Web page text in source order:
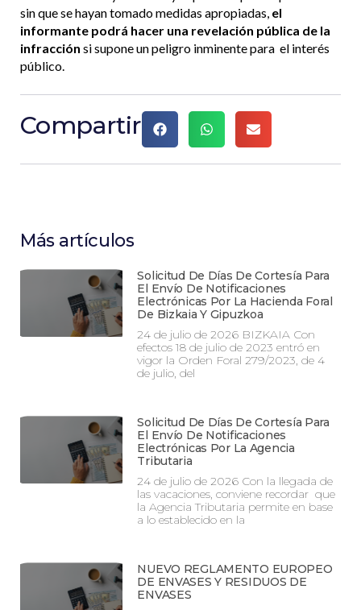
sin que se hayan tomado medidas apropiadas, el
informante podrá hacer una revelación pública de la
infracción si supone un peligro inminente para el interés
público.
Compartir
Más artículos
Solicitud De Días De Cortesía Para
El Envío De Notificaciones
Electrónicas Por La Hacienda Foral
De Bizkaia Y Gipuzkoa
24 de julio de 2026 BIZKAIA Con
efectos 18 de julio de 2023 entró en
vigor la Orden Foral 279/2023, de 4
de julio, del
Solicitud De Días De Cortesía Para
El Envío De Notificaciones
Electrónicas Por La Agencia
Tributaria
24 de julio de 2026 Con la llegada de
las vacaciones, conviene recordar que
la Agencia Tributaria permite en base
a lo establecido en la
NUEVO REGLAMENTO EUROPEO
DE ENVASES Y RESIDUOS DE
ENVASES